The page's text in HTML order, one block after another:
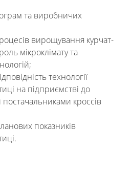
та виробничих
вирощування курчат-
мікроклімату та
технології
на підприємстві до
кроссів
показників